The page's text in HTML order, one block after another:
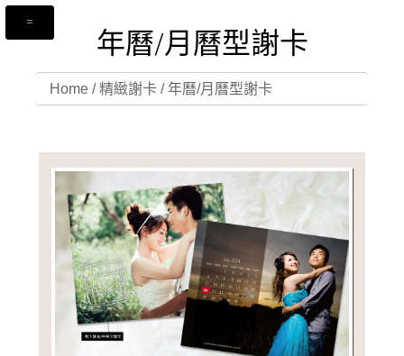
年曆/月曆型謝卡
Home/精緻謝卡/年曆/月曆型謝卡